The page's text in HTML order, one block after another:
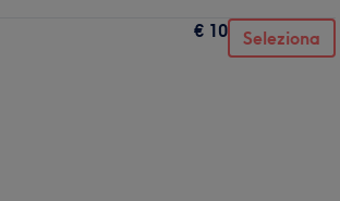
€ 10 Seleziona